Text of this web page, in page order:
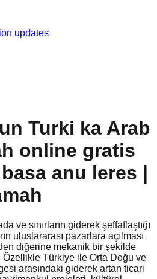
updates
Turki ka Arab
online gratis
anu leres |
ve sınırların giderek şeffaflaştığı
uluslararası pazarlara açılması
diğerine mekanik bir şekilde
Özellikle Türkiye ile Orta Doğu ve
arasındaki giderek artan ticari